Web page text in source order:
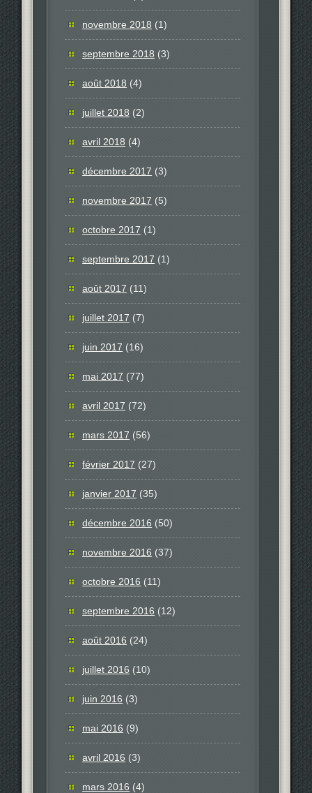
novembre 2018 (1)
septembre 2018 (3)
août 2018 (4)
juillet 2018 (2)
avril 2018 (4)
décembre 2017 (3)
novembre 2017 (5)
octobre 2017 (1)
septembre 2017 (1)
août 2017 (11)
juillet 2017 (7)
juin 2017 (16)
mai 2017 (77)
avril 2017 (72)
mars 2017 (56)
février 2017 (27)
janvier 2017 (35)
décembre 2016 (50)
novembre 2016 (37)
octobre 2016 (11)
septembre 2016 (12)
août 2016 (24)
juillet 2016 (10)
juin 2016 (3)
mai 2016 (9)
avril 2016 (3)
mars 2016 (4)